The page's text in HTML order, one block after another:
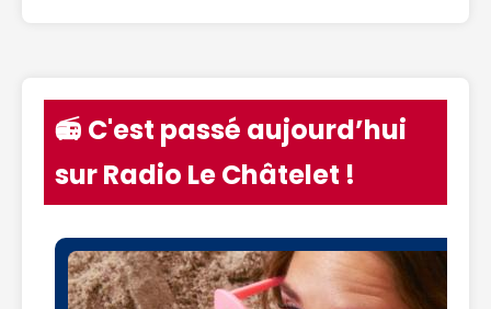
📻 C'est passé aujourd’hui
sur Radio Le Châtelet !